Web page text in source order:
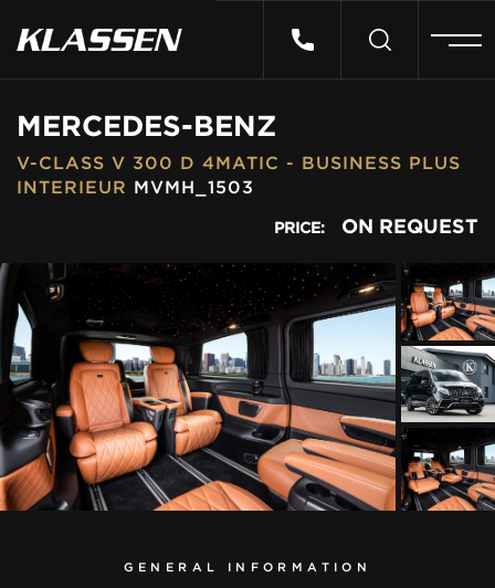
MERCEDES-BENZ
V-CLASS V 300 D 4MATIC - BUSINESS PLUS
INTERIEUR MVMH_1503
PRICE: ON REQUEST
GENERAL INFORMATION
VEHICLES
ABOUT US
CONTACT